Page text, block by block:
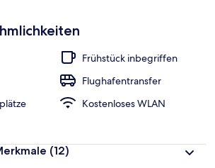
Frühstück inbegriffen
Flughafentransfer
Kostenloses WLAN
(12)